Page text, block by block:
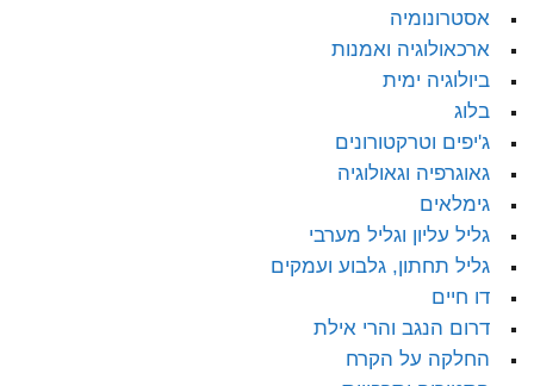
אסטרונומיה
ארכאולוגיה ואמנות
ביולוגיה ימית
בלוג
ג'יפים וטרקטורונים
גאוגרפיה וגאולוגיה
גימלאים
גליל עליון וגליל מערבי
גליל תחתון, גלבוע ועמקים
דו חיים
דרום הנגב והרי אילת
החלקה על הקרח